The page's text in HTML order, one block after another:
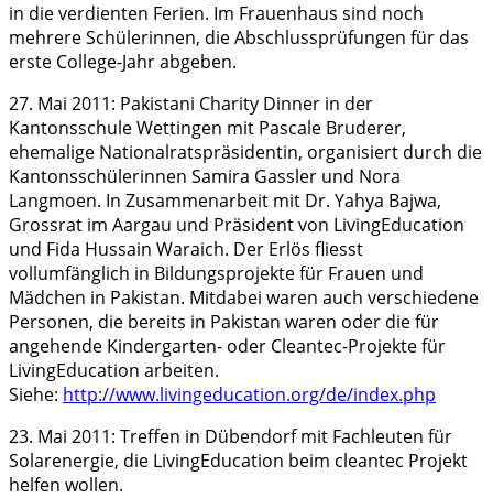
in die verdienten Ferien. Im Frauenhaus sind noch
mehrere Schülerinnen, die Abschlussprüfungen für das
erste College-Jahr abgeben.
27. Mai 2011: Pakistani Charity Dinner in der
Kantonsschule Wettingen mit Pascale Bruderer,
ehemalige Nationalratspräsidentin, organisiert durch die
Kantonsschülerinnen Samira Gassler und Nora
Langmoen. In Zusammenarbeit mit Dr. Yahya Bajwa,
Grossrat im Aargau und Präsident von LivingEducation
und Fida Hussain Waraich. Der Erlös fliesst
vollumfänglich in Bildungsprojekte für Frauen und
Mädchen in Pakistan. Mitdabei waren auch verschiedene
Personen, die bereits in Pakistan waren oder die für
angehende Kindergarten- oder Cleantec-Projekte für
LivingEducation arbeiten.
Siehe: http://www.livingeducation.org/de/index.php
23. Mai 2011: Treffen in Dübendorf mit Fachleuten für
Solarenergie, die LivingEducation beim cleantec Projekt
helfen wollen.